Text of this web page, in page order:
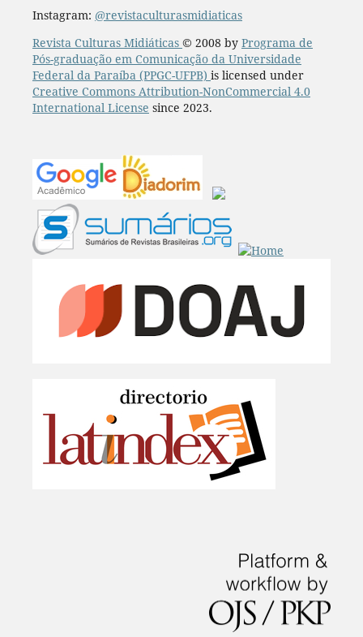
Instagram: @revistaculturasmidiaticas
Revista Culturas Midiáticas © 2008 by Programa de
Pós-graduação em Comunicação da Universidade
Federal da Paraíba (PPGC-UFPB) is licensed under
Creative Commons Attribution-NonCommercial 4.0
International License since 2023.